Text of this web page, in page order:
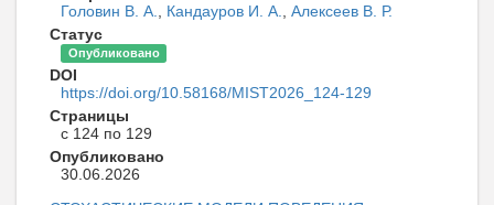
Головин В. А.
Кандауров И. А.
Алексеев В. Р.
Статус
Опубликовано
DOI
https://doi.org/10.58168/MIST2026_124-129
Страницы
с 124 по 129
Опубликовано
30.06.2026